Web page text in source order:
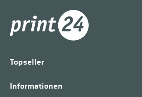
Topseller
Informationen